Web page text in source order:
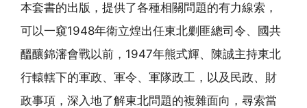
本套書的出版，提供了各種相關問題的有力線索，
可以一窺1948年衛立煌出任東北剿匪總司令、國共
醞釀錦瀋會戰以前，1947年熊式輝、陳誠主持東北
行轅轄下的軍政、軍令、軍隊政工，以及民政、財
政事項，深入地了解東北問題的複雜面向，尋索當